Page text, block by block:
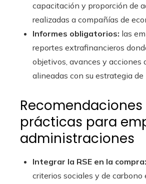
capacitación y proporción de
realizadas a compañías de
Informes obligatorios: las
reportes extrafinancieros
objetivos, avances y acciones
alineadas con su estrategia de
Recomendaciones
prácticas para
administraciones
Integrar la RSE en la compra:
criterios sociales y de carbono